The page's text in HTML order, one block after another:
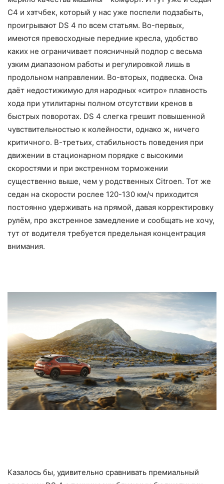
С4 и хэтчбек, который у нас уже поспели подзабыть,
проигрывают DS 4 по всем статьям. Во-первых,
имеются превосходные передние кресла, удобство
каких не ограничивает поясничный подпор с весьма
узким диапазоном работы и регулировкой лишь в
продольном направлении. Во-вторых, подвеска. Она
даёт недостижимую для народных «ситро» плавность
хода при утилитарны полном отсутствии кренов в
быстрых поворотах. DS 4 слегка грешит повышенной
чувствительностью к колейности, однако ж, ничего
критичного. В-третьих, стабильность поведения при
движении в стационарном порядке с высокими
скоростями и при экстренном торможении
существенно выше, чем у родственных Citroen. Тот же
седан на скорости рослее 120-130 км/ч приходится
постоянно удерживать на прямой, давая корректировку
рулём, про экстренное замедление и сообщать не хочу,
тут от водителя требуется предельная концентрация
внимания.
Казалось бы, удивительно сравнивать премиальный